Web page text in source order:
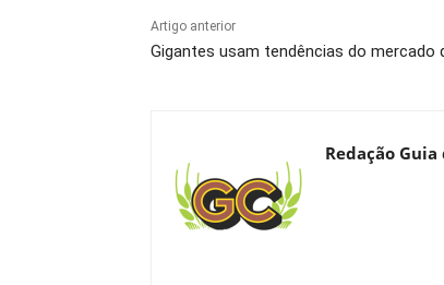
Artigo anterior
Gigantes usam tendências do mercado
Redação